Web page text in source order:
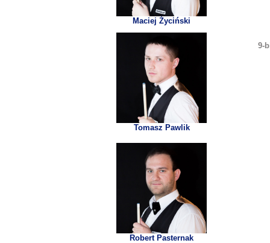
Maciej Życiński
Tomasz Pawlik
9-
Robert Pasternak